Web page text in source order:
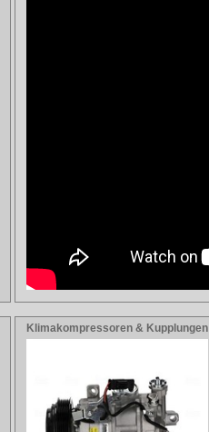
Klimakompressoren & Kupplungen